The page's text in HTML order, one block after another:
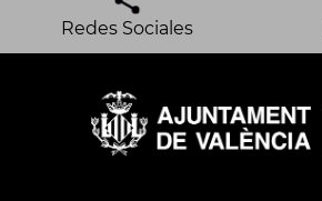
Redes Sociales